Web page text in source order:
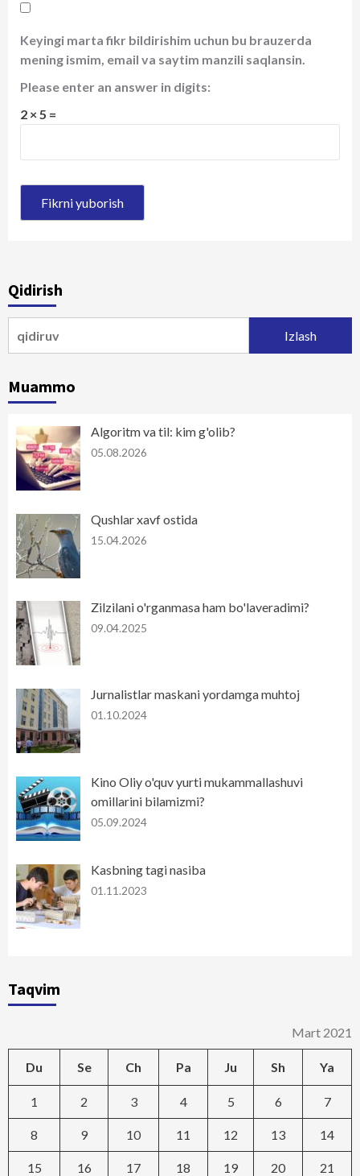
Keyingi marta fikr bildirishim uchun bu brauzerda
mening ismim, email va saytim manzili saqlansin.
Please enter an answer in digits:
2 × 5 =
Qidirish
Muammo
Algoritm va til: kim g'olib?
05.08.2026
Qushlar xavf ostida
15.04.2026
Zilzilani o'rganmasa ham bo'laveradimi?
09.04.2025
Jurnalistlar maskani yordamga muhtoj
01.10.2024
Kino Oliy o'quv yurti mukammallashuvi
omillarini bilamizmi?
05.09.2024
Kasbning tagi nasiba
01.11.2023
Taqvim
Mart 2021
Du Se Ch Pa Ju Sh Ya
1 2 3 4 5 6 7
8 9 10 11 12 13 14
15 16 17 18 19 20 21